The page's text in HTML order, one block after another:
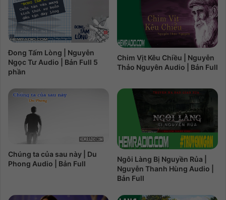
Đong Tấm Lòng | Nguyễn
Ngọc Tư Audio | Bản Full 5
phần
Chim Vịt Kêu Chiều | Nguyễn
Thảo Nguyên Audio | Bản Full
Chúng ta của sau này | Du
Phong Audio | Bản Full
Ngôi Làng Bị Nguyền Rủa |
Nguyễn Thanh Hùng Audio |
Bản Full